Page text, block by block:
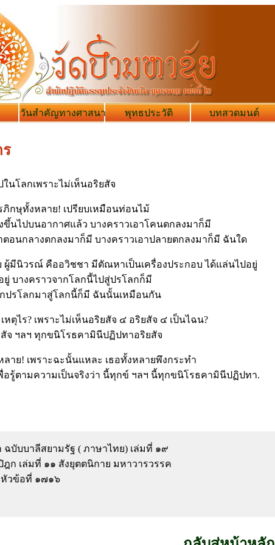
วันสำคัญทางศาสนา พุทธประวัติ บทสวดมนต์
ในโลกเพราะไม่เห็นอริยสัจ
กษุทั้งหลาย! เปรียบเหมือนท่อนไม้
นไปบนอากาศแล้ว บางคราวเอาโคนตกลงมาก็มี
ตอนกลางตกลงมาก็มี บางคราวเอาปลายตกลงมาก็มี ฉันใด
ผู้มีนิวรณ์ คืออวิชชา มีตัณหาเป็นเครื่องประกอบ ได้แล่นไปอยู่
ยู่ บางคราวจากโลกนี้ไปสู่ปรโลกก็มี
ปรโลกมาสู่โลกนี้ก็มี ฉันนั้นเหมือนกัน
หตุไร? เพราะไม่เห็นอริยสัจ ๔ อริยสัจ ๔ เป็นไฉน?
จ ฯลฯ ทุกขนิโรธคามินีปฏิปทาอริยสัจ
าย! เพราะฉะนั้นแหละ เธอทั้งหลายพึงกระทำ
อรู้ตามความเป็นจริงว่า นี้ทุกข์ ฯลฯ นี้ทุกขนิโรธคามินีปฏิปทา.
ฉบับบาลีสยามรัฐ ( ภาษาไทย) เล่มที่ ๑๙
ก เล่มที่ ๑๑ สังยุตตนิกาย มหาวารวรรค
วข้อที่ ๑๗๑๖